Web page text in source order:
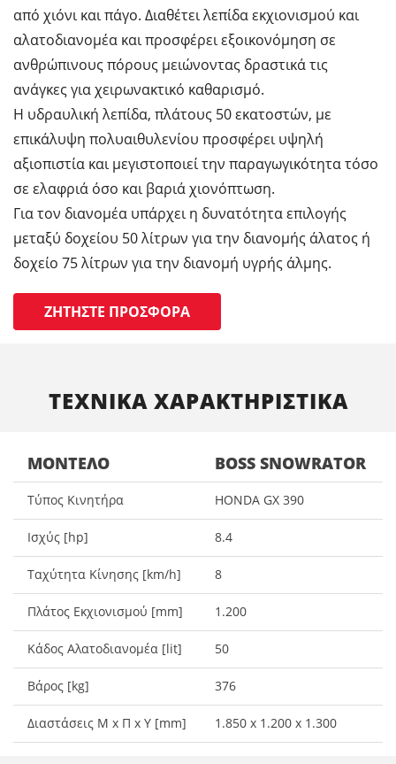
από χιόνι και πάγο. Διαθέτει λεπίδα εκχιονισμού και
αλατοδιανομέα και προσφέρει εξοικονόμηση σε
ανθρώπινους πόρους μειώνοντας δραστικά τις
ανάγκες για χειρωνακτικό καθαρισμό.
Η υδραυλική λεπίδα, πλάτους 50 εκατοστών, με
επικάλυψη πολυαιθυλενίου προσφέρει υψηλή
αξιοπιστία και μεγιστοποιεί την παραγωγικότητα τόσο
σε ελαφριά όσο και βαριά χιονόπτωση.
Για τον διανομέα υπάρχει η δυνατότητα επιλογής
μεταξύ δοχείου 50 λίτρων για την διανομής άλατος ή
δοχείο 75 λίτρων για την διανομή υγρής άλμης.
ΖΗΤΉΣΤΕ ΠΡΟΣΦΟΡΆ
ΤΕΧΝΙΚΑ ΧΑΡΑΚΤΗΡΙΣΤΙΚΑ
ΜΟΝΤΈΛΟ
Τύπος Κινητήρα
Ισχύς [hp]
Ταχύτητα Κίνησης [km/h]
Πλάτος Εκχιονισμού [mm]
Κάδος Αλατοδιανομέα [lit]
Βάρος [kg]
Διαστάσεις Μ x Π x Υ [mm]
BOSS SNOWRATOR
HONDA GX 390
8.4
8
1.200
50
376
1.850 x 1.200 x 1.300